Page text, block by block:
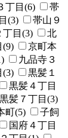
丁目(6)
帯
(3)
帯山９
丁目(3)
北
(9)
京町本
九品寺３
(3)
黒髪１
黒髪４丁目
黒髪７丁目(3)
町(5)
子飼
国府４丁目